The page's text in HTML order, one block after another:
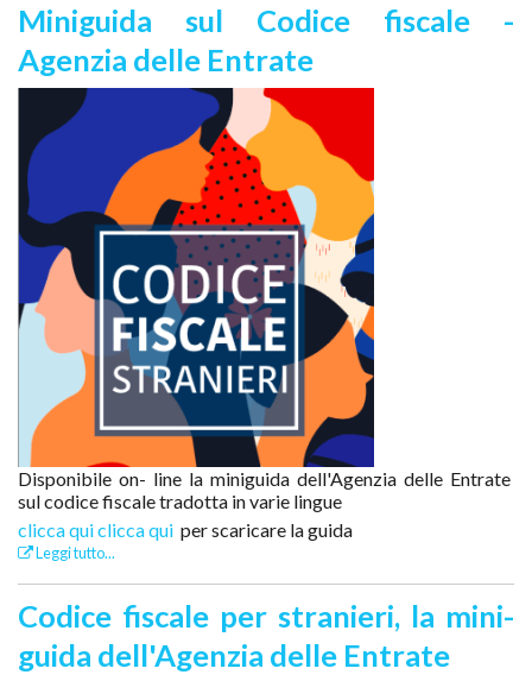
Miniguida sul Codice fiscale -
Agenzia delle Entrate
Disponibile on- line la miniguida dell'Agenzia delle Entrate
sul codice fiscale tradotta in varie lingue
clicca qui clicca qui per scaricare la guida
Leggi tutto...
Codice fiscale per stranieri, la mini-
guida dell'Agenzia delle Entrate